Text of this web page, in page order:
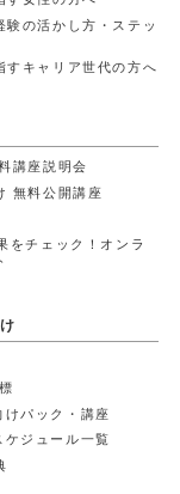
験の活かし方・ステッ
すキャリア世代の方へ
講座説明会
無料公開講座
をチェック！オンラ
パック・講座
ジュール一覧